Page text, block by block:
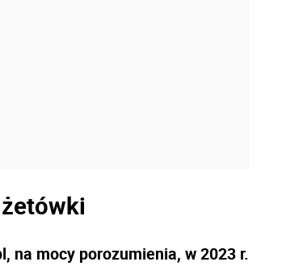
na mocy porozumienia, w 2023 r.